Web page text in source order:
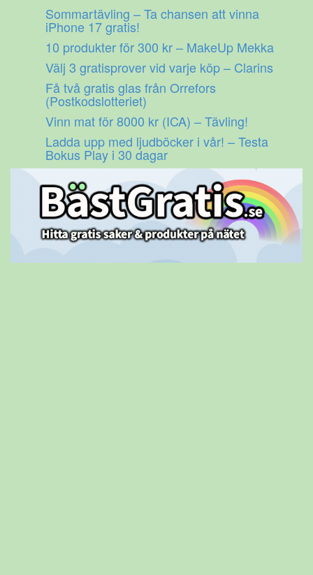
Sommartävling – Ta chansen att vinna
iPhone 17 gratis!
10 produkter för 300 kr – MakeUp Mekka
Välj 3 gratisprover vid varje köp – Clarins
Få två gratis glas från Orrefors
(Postkodslotteriet)
Vinn mat för 8000 kr (ICA) – Tävling!
Ladda upp med ljudböcker i vår! – Testa
Bokus Play i 30 dagar